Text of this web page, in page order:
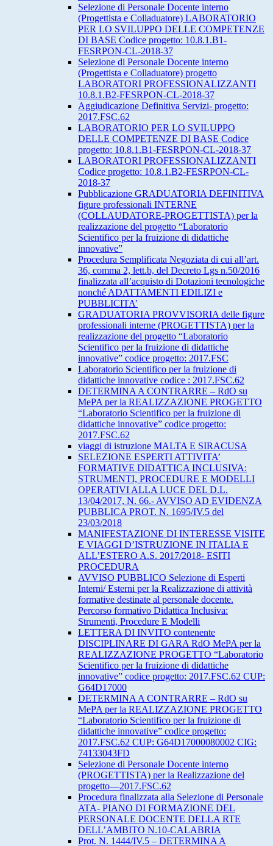
Selezione di Personale Docente interno
(Progettista e Colladuatore) LABORATORIO
PER LO SVILUPPO DELLE COMPETENZE
DI BASE Codice progetto: 10.8.1.B1-
FESRPON-CL-2018-37
Selezione di Personale Docente interno
(Progettista e Colladuatore) progetto
LABORATORI PROFESSIONALIZZANTI
10.8.1.B2-FESRPON-CL-2018-37
Aggiudicazione Definitiva Servizi- progetto:
2017.FSC.62
LABORATORIO PER LO SVILUPPO
DELLE COMPETENZE DI BASE Codice
progetto: 10.8.1.B1-FESRPON-CL-2018-37
LABORATORI PROFESSIONALIZZANTI
Codice progetto: 10.8.1.B2-FESRPON-CL-
2018-37
Pubblicazione GRADUATORIA DEFINITIVA
figure professionali INTERNE
(COLLAUDATORE-PROGETTISTA) per la
realizzazione del progetto “Laboratorio
Scientifico per la fruizione di didattiche
innovative”
Procedura Semplificata Negoziata di cui all’art.
36, comma 2, lett.b, del Decreto Lgs n.50/2016
finalizzata all’acquisto di Dotazioni tecnologiche
nonché ADATTAMENTI EDILIZI e
PUBBLICITA’
GRADUATORIA PROVVISORIA delle figure
professionali interne (PROGETTISTA) per la
realizzazione del progetto “Laboratorio
Scientifico per la fruizione di didattiche
innovative” codice progetto: 2017.FSC
Laboratorio Scientifico per la fruizione di
didattiche innovative codice : 2017.FSC.62
DETERMINA A CONTRARRE – RdO su
MePA per la REALIZZAZIONE PROGETTO
“Laboratorio Scientifico per la fruizione di
didattiche innovative” codice progetto:
2017.FSC.62
viaggi di istruzione MALTA E SIRACUSA
SELEZIONE ESPERTI ATTIVITA’
FORMATIVE DIDATTICA INCLUSIVA:
STRUMENTI, PROCEDURE E MODELLI
OPERATIVI ALLA LUCE DEL D.L.
13/04/2017, N. 66.- AVVISO AD EVIDENZA
PUBBLICA PROT. N. 1695/IV.5 del
23/03/2018
MANIFESTAZIONE DI INTERESSE VISITE
E VIAGGI D’ISTRUZIONE IN ITALIA E
ALL’ESTERO A.S. 2017/2018- ESITI
PROCEDURA
AVVISO PUBBLICO Selezione di Esperti
Interni/ Esterni per la Realizzazione di attività
formative destinate al personale docente.
Percorso formativo Didattica Inclusiva:
Strumenti, Procedure E Modelli
LETTERA DI INVITO contenente
DISCIPLINARE DI GARA RdO MePA per la
REALIZZAZIONE PROGETTO “Laboratorio
Scientifico per la fruizione di didattiche
innovative” codice progetto: 2017.FSC.62 CUP:
G64D17000
DETERMINA A CONTRARRE – RdO su
MePA per la REALIZZAZIONE PROGETTO
“Laboratorio Scientifico per la fruizione di
didattiche innovative” codice progetto:
2017.FSC.62 CUP: G64D17000080002 CIG:
74133043FD
Selezione di Personale Docente interno
(PROGETTISTA) per la Realizzazione del
progetto—2017.FSC.62
Procedura finalizzata alla Selezione di Personale
ATA- PIANO DI FORMAZIONE DEL
PERSONALE DOCENTE DELLA RTE
DELL’AMBITO N.10-CALABRIA
Prot. N. 1444/IV.5 – DETERMINA A